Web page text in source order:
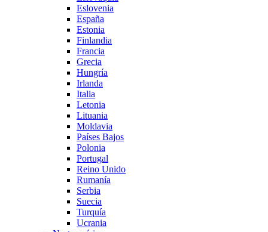
Eslovenia
España
Estonia
Finlandia
Francia
Grecia
Hungría
Irlanda
Italia
Letonia
Lituania
Moldavia
Países Bajos
Polonia
Portugal
Reino Unido
Rumanía
Serbia
Suecia
Turquía
Ucrania